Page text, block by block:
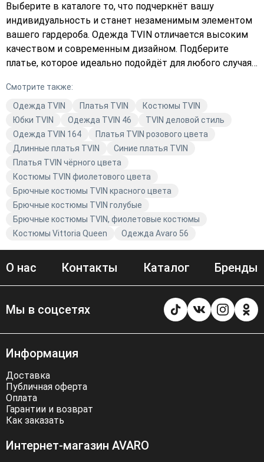
Выберите в каталоге то, что подчеркнёт вашу
индивидуальность и станет незаменимым элементом
вашего гардероба. Одежда TVIN отличается высоким
качеством и современным дизайном. Подберите
платье, которое идеально подойдёт для любого случая.
модели, которые помогут вам выразить свой
уникальный стиль. Оформите заказ уже сегодня и
наслаждайтесь комфортом и качеством одежды TVIN.
Купите одежду TVIN коричневого цвета и добавьте
яркие акценты в свой образ.
Смотрите также:
Одежда TVIN
Платья TVIN
Костюмы TVIN
Юбки TVIN
Одежда TVIN 46
TVIN деловой стиль
Одежда TVIN 164
Платья TVIN розового цвета
Длинные платья TVIN
Синие платья TVIN
Платья TVIN чёрного цвета
Костюмы TVIN фиолетового цвета
Брючные костюмы TVIN красного цвета
Брючные костюмы TVIN голубые
Брючные костюмы TVIN, фиолетовые костюмы
Костюмы Vittoria Queen
Одежда Avaro 56
О нас Контакты Каталог Бренды
Мы в соцсетях
Информация
Доставка
Публичная оферта
Оплата
Гарантии и возврат
Как заказать
Интернет-магазин AVARO